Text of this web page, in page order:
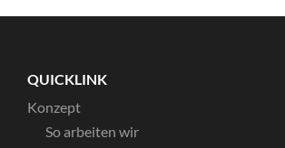
QUICKLINK
Konzept
So arbeiten wir